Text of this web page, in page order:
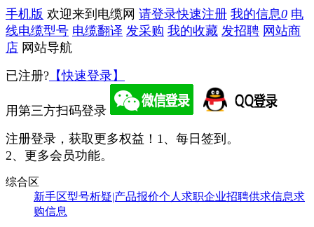
手机版 欢迎来到电缆网 请登录快速注册 我的信息0 电
线电缆型号 电缆翻译 发采购 我的收藏 发招聘 网站商
店 网站导航
已注册? 【快速登录】
用第三方扫码登录
注册登录，获取更多权益！ 1、每日签到。
2、更多会员功能。
综合区
新手区型号析疑|产品报价个人求职企业招聘供求信息求
购信息